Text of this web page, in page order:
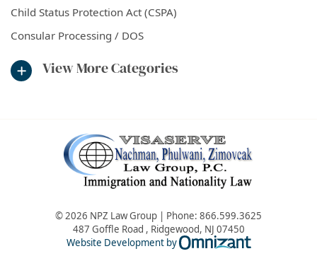
Child Status Protection Act (CSPA)
Consular Processing / DOS
View More Categories
© 2026 NPZ Law Group | Phone: 866.599.3625
487 Goffle Road , Ridgewood, NJ 07450
Website Development by
Omnizant -